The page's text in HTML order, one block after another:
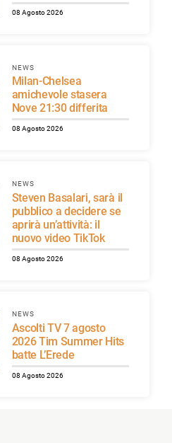
08 Agosto 2026
NEWS
Milan-Chelsea
amichevole stasera
Nove 21:30 differita
08 Agosto 2026
NEWS
Steven Basalari, sarà il
pubblico a decidere se
aprirà un’attività: il
nuovo video TikTok
08 Agosto 2026
NEWS
Ascolti TV 7 agosto
2026 Tim Summer Hits
batte L’Erede
08 Agosto 2026